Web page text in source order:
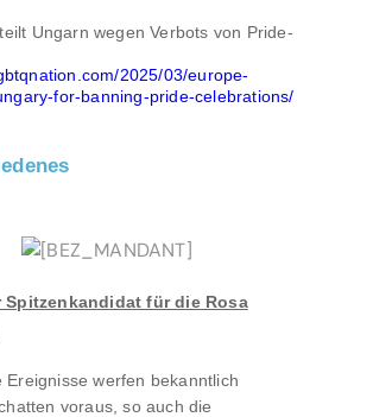
Ungarn wegen Verbots von Pride-
2025/03/europe-
for-banning-pride-celebrations/
Spitzenkandidat für die Rosa
Ereignisse werfen bekanntlich
voraus, so auch die